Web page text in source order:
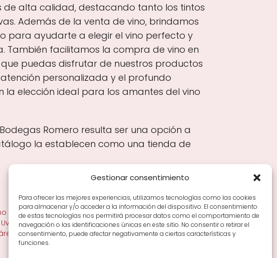
Gestionar consentimiento
Para ofrecer las mejores experiencias, utilizamos tecnologías como las cookies
para almacenar y/o acceder a la información del dispositivo. El consentimiento
de estas tecnologías nos permitirá procesar datos como el comportamiento de
navegación o las identificaciones únicas en este sitio. No consentir o retirar el
consentimiento, puede afectar negativamente a ciertas características y
funciones.
de alta calidad, destacando tanto los tintos
Además de la venta de vino, brindamos
para ayudarte a elegir el vino perfecto y
facilitamos la compra de vino en
puedas disfrutar de nuestros productos
personalizada y el profundo
la elección ideal para los amantes del vino
Romero resulta ser una opción a
la establecen como una tienda de
en la mesa Tiendas de vino por ciudades
Tipos de Rioja y
Uvas y viñedo en Rioja Vino Rioja para empezar
Zonas de Rioja y